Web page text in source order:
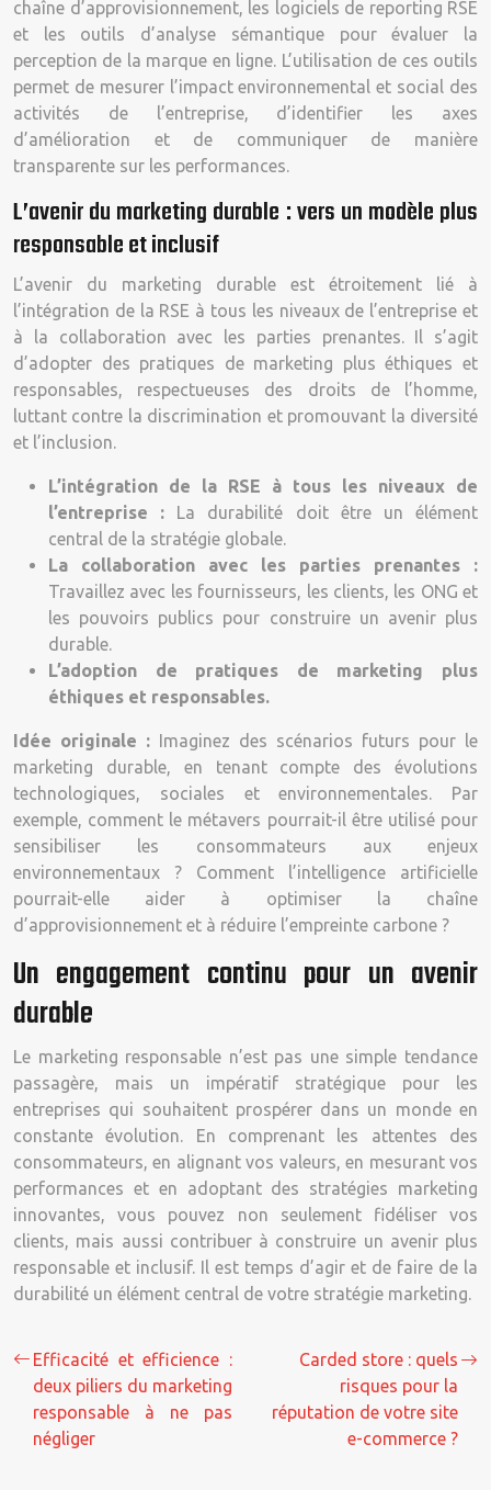
chaîne d’approvisionnement, les logiciels de reporting RSE
et les outils d’analyse sémantique pour évaluer la
perception de la marque en ligne. L’utilisation de ces outils
permet de mesurer l’impact environnemental et social des
activités de l’entreprise, d’identifier les axes
d’amélioration et de communiquer de manière
transparente sur les performances.
L’avenir du marketing durable : vers un modèle plus
responsable et inclusif
L’avenir du marketing durable est étroitement lié à
l’intégration de la RSE à tous les niveaux de l’entreprise et
à la collaboration avec les parties prenantes. Il s’agit
d’adopter des pratiques de marketing plus éthiques et
responsables, respectueuses des droits de l’homme,
luttant contre la discrimination et promouvant la diversité
et l’inclusion.
L’intégration de la RSE à tous les niveaux de
l’entreprise : La durabilité doit être un élément
central de la stratégie globale.
La collaboration avec les parties prenantes :
Travaillez avec les fournisseurs, les clients, les ONG et
les pouvoirs publics pour construire un avenir plus
durable.
L’adoption de pratiques de marketing plus
éthiques et responsables.
Idée originale : Imaginez des scénarios futurs pour le
marketing durable, en tenant compte des évolutions
technologiques, sociales et environnementales. Par
exemple, comment le métavers pourrait-il être utilisé pour
sensibiliser les consommateurs aux enjeux
environnementaux ? Comment l’intelligence artificielle
pourrait-elle aider à optimiser la chaîne
d’approvisionnement et à réduire l’empreinte carbone ?
Un engagement continu pour un avenir
durable
Le marketing responsable n’est pas une simple tendance
passagère, mais un impératif stratégique pour les
entreprises qui souhaitent prospérer dans un monde en
constante évolution. En comprenant les attentes des
consommateurs, en alignant vos valeurs, en mesurant vos
performances et en adoptant des stratégies marketing
innovantes, vous pouvez non seulement fidéliser vos
clients, mais aussi contribuer à construire un avenir plus
responsable et inclusif. Il est temps d’agir et de faire de la
durabilité un élément central de votre stratégie marketing.
Efficacité et efficience :
deux piliers du marketing
responsable à ne pas
négliger
Carded store : quels
risques pour la
réputation de votre site
e-commerce ?